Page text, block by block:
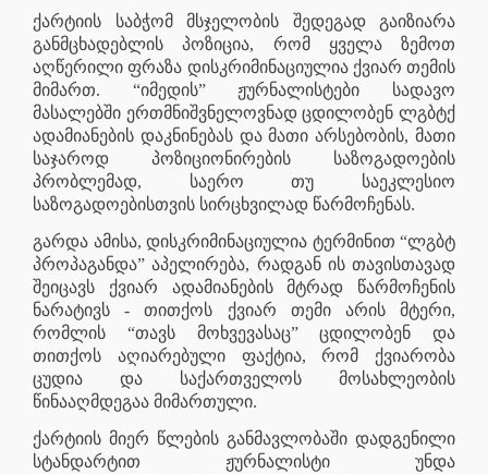
ქარტიის საბჭომ მსჯელობის შედეგად გაიზიარა
განმცხადებლის პოზიცია, რომ ყველა ზემოთ
აღწერილი ფრაზა დისკრიმინაციულია ქვიარ თემის
მიმართ. “იმედის” ჟურნალისტები სადავო
მასალებში ერთმნიშვნელოვნად ცდილობენ ლგბტქ
ადამიანების დაკნინებას და მათი არსებობის, მათი
საჯაროდ პოზიციონირების საზოგადოების
პრობლემად, საერო თუ საეკლესიო
საზოგადოებისთვის სირცხვილად წარმოჩენას.
გარდა ამისა, დისკრიმინაციულია ტერმინით “ლგბტ
პროპაგანდა” აპელირება, რადგან ის თავისთავად
შეიცავს ქვიარ ადამიანების მტრად წარმოჩენის
ნარატივს - თითქოს ქვიარ თემი არის მტერი,
რომლის “თავს მოხვევასაც” ცდილობენ და
თითქოს აღიარებული ფაქტია, რომ ქვიარობა
ცუდია და საქართველოს მოსახლეობის
წინააღმდეგაა მიმართული.
ქარტიის მიერ წლების განმავლობაში დადგენილი
სტანდარტით ჟურნალისტი უნდა